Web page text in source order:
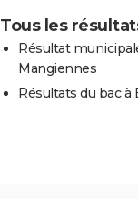
Tous les
Résultat
Mangiennes
Résultats du bac